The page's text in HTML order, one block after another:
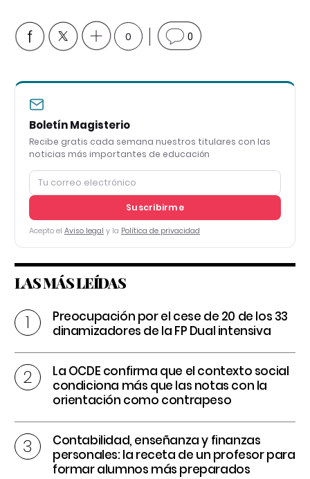
0 0
Boletín Magisterio
Recibe gratis cada semana nuestros titulares con las
noticias más importantes de educación
Suscribirme
Acepto el Aviso legal y la Política de privacidad
LAS MÁS LEÍDAS
Preocupación por el cese de 20 de los 33
dinamizadores de la FP Dual intensiva
La OCDE confirma que el contexto social
condiciona más que las notas con la
orientación como contrapeso
Contabilidad, enseñanza y finanzas
personales: la receta de un profesor para
formar alumnos más preparados